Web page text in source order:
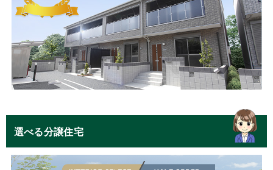
選べる分譲住宅